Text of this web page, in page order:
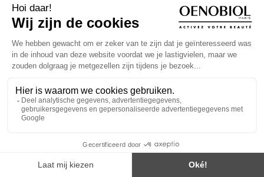
© 2024 Oenobiol Paris
evenwichtige voeding en een gezonde levensstijl. Aanbevolen dagelijkse dosis niet
overschrijden. Enkel voor volwassenen, buiten het bereik van kinderen houden.